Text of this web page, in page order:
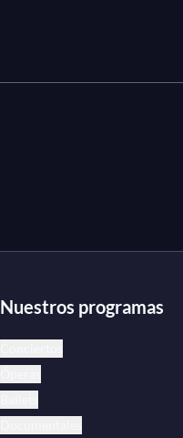
Nuestros programas